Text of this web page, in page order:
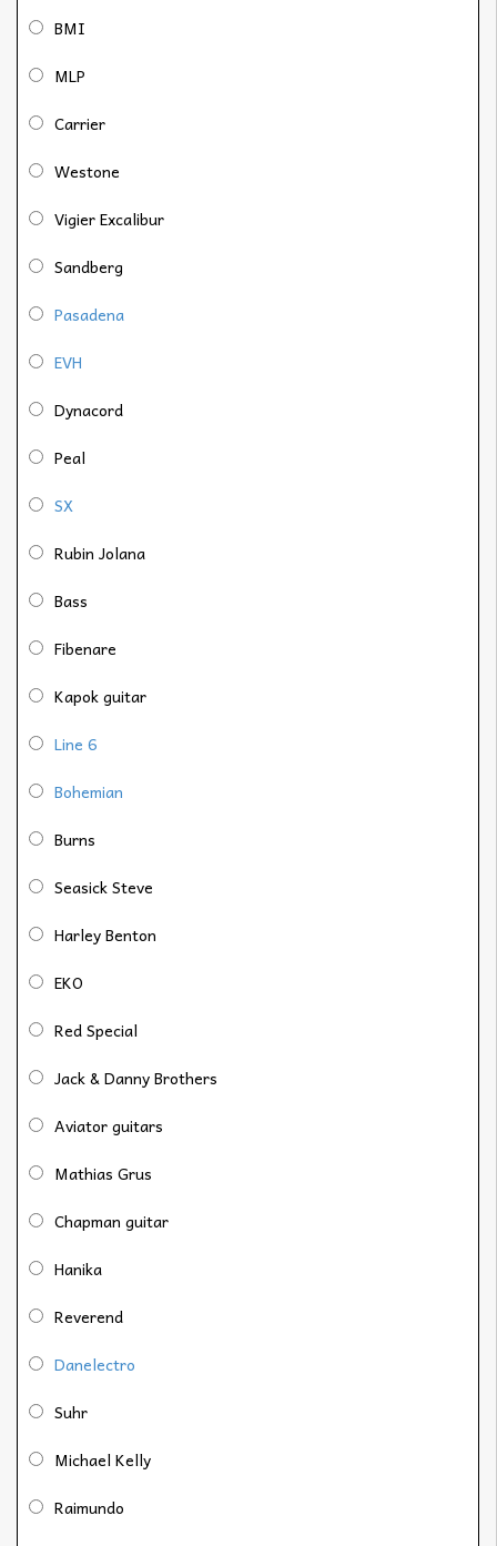
BMI
MLP
Carrier
Westone
Vigier Excalibur
Sandberg
Pasadena
EVH
Dynacord
Peal
SX
Rubin Jolana
Bass
Fibenare
Kapok guitar
Line 6
Bohemian
Burns
Seasick Steve
Harley Benton
EKO
Red Special
Jack & Danny Brothers
Aviator guitars
Mathias Grus
Chapman guitar
Hanika
Reverend
Danelectro
Suhr
Michael Kelly
Raimundo